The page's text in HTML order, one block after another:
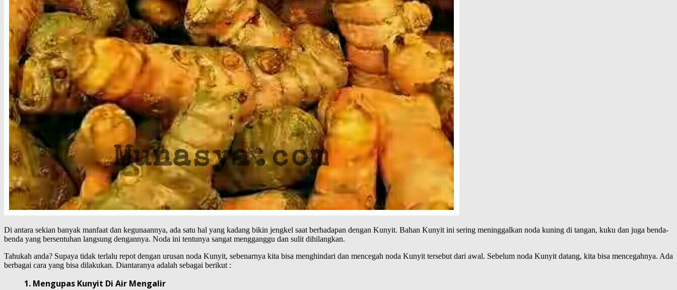
Di antara sekian banyak manfaat dan kegunaannya, ada satu hal yang kadang bikin jengkel saat berhadapan dengan Kunyit. Bahan Kunyit ini sering meninggalkan noda kuning di tangan, kuku dan juga benda-
benda yang bersentuhan langsung dengannya. Noda ini tentunya sangat mengganggu dan sulit dihilangkan.
Tahukah anda? Supaya tidak terlalu repot dengan urusan noda Kunyit, sebenarnya kita bisa menghindari dan mencegah noda Kunyit tersebut dari awal. Sebelum noda Kunyit datang, kita bisa mencegahnya. Ada
berbagai cara yang bisa dilakukan. Diantaranya adalah sebagai berikut :
1. Mengupas Kunyit Di Air Mengalir